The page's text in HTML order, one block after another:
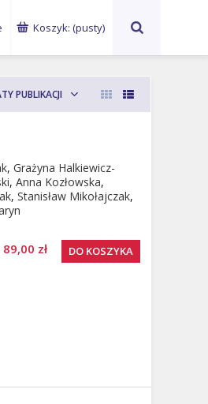
Koszyk: (pusty)
Jędraszewski
PUBLIKACJI
, Grażyna Halkiewicz-
, Anna Kozłowska,
, Stanisław Mikołajczak,
89,00 zł DO KOSZYKA